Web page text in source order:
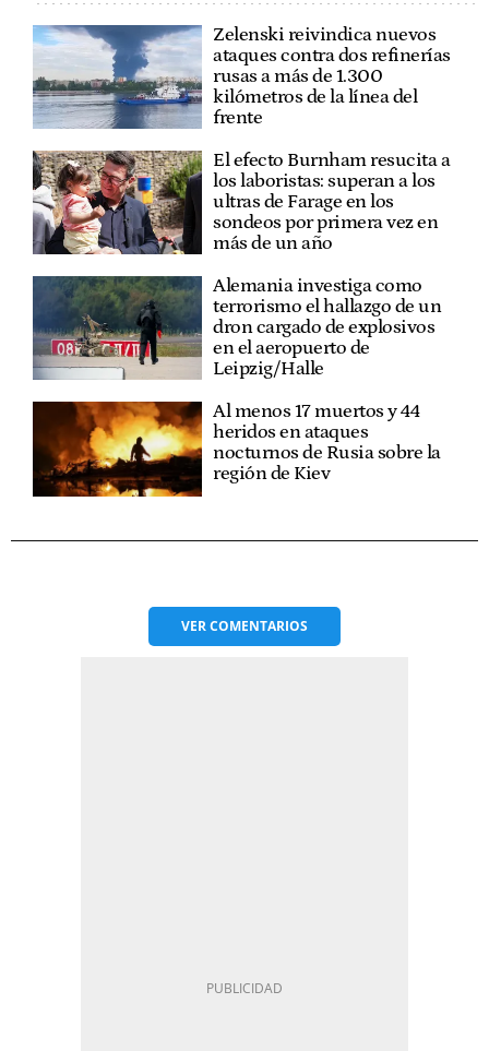
Zelenski reivindica nuevos
ataques contra dos refinerías
rusas a más de 1.300
kilómetros de la línea del
frente
El efecto Burnham resucita a
los laboristas: superan a los
ultras de Farage en los
sondeos por primera vez en
más de un año
Alemania investiga como
terrorismo el hallazgo de un
dron cargado de explosivos
en el aeropuerto de
Leipzig/Halle
Al menos 17 muertos y 44
heridos en ataques
nocturnos de Rusia sobre la
región de Kiev
VERCOMENTARIOS